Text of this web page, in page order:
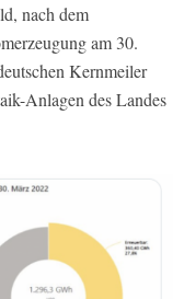
nach dem
am 30.
Kernmeiler
Anlagen des Landes